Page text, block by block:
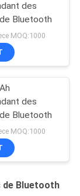
des
Bluetooth
MOQ:1000
des
Bluetooth
MOQ:1000
de Bluetooth